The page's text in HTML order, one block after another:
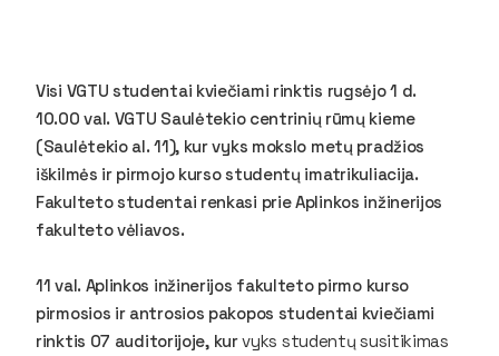
Visi VGTU studentai kviečiami rinktis rugsėjo 1 d.
10.00 val. VGTU Saulėtekio centrinių rūmų kieme
(Saulėtekio al. 11), kur vyks mokslo metų pradžios
iškilmės ir pirmojo kurso studentų imatrikuliacija.
Fakulteto studentai renkasi prie Aplinkos inžinerijos
fakulteto vėliavos.
11 val. Aplinkos inžinerijos fakulteto pirmo kurso
pirmosios ir antrosios pakopos studentai kviečiami
rinktis 07 auditorijoje, kurvyks studentų susitikimas